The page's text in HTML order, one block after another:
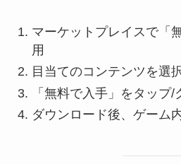
マーケットプレイスで「
用
目当てのコンテンツを選
「無料で入手」をタップ/
ダウンロード後、ゲーム